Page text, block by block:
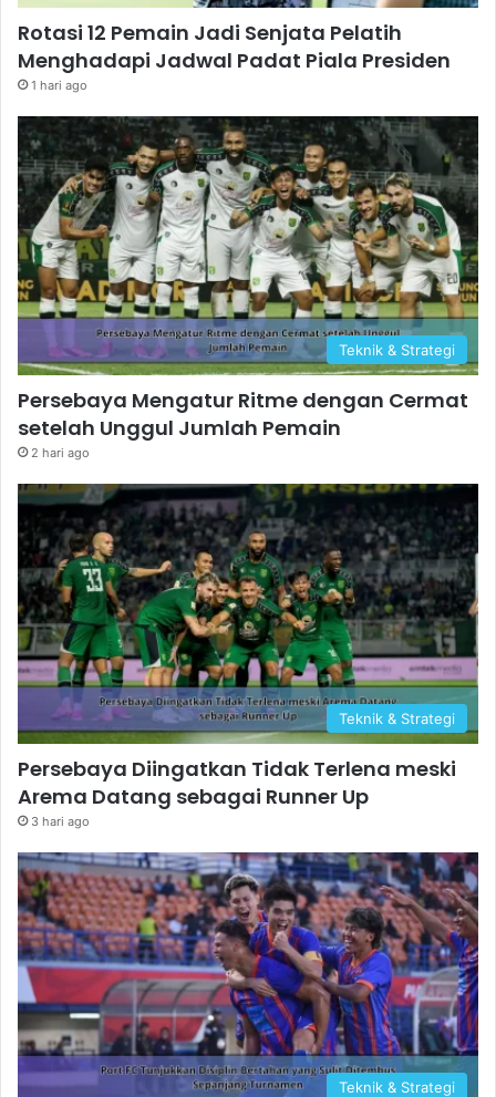
Rotasi 12 Pemain Jadi Senjata Pelatih
Menghadapi Jadwal Padat Piala Presiden
1 hari ago
Teknik & Strategi
Persebaya Mengatur Ritme dengan Cermat
setelah Unggul Jumlah Pemain
2 hari ago
Teknik & Strategi
Persebaya Diingatkan Tidak Terlena meski
Arema Datang sebagai Runner Up
3 hari ago
Teknik & Strategi